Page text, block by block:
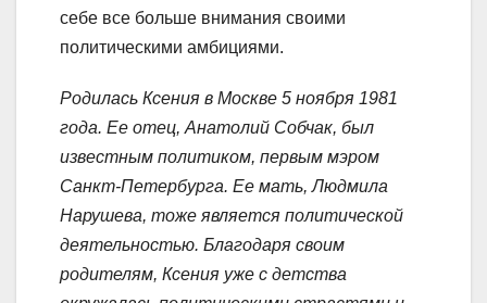
себе все больше внимания своими
политическими амбициями.
Родилась Ксения в Москве 5 ноября 1981
года. Ее отец, Анатолий Собчак, был
известным политиком, первым мэром
Санкт-Петербурга. Ее мать, Людмила
Нарушева, тоже является политической
деятельностью. Благодаря своим
родителям, Ксения уже с детства